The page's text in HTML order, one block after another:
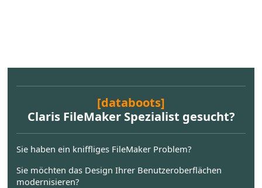
[databoots]
Claris FileMaker Spezialist gesucht?
Sie haben ein kniffliges FileMaker Problem?
Sie möchten das Design Ihrer Benutzeroberflächen
modernisieren?